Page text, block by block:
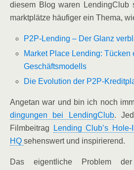
die­sem Blog waren
markt­plät­ze häu­fi­ger ein The­ma,
P2P-Len­ding – Der Glanz
Mar­ket Place Len­ding: Tücken
Geschäftsmodells
Die Evo­lu­ti­on der P2P-
Ange­tan war und bin ich noch
din­gun­gen bei Len­ding­Club.
Film­bei­trag
Len­ding Club’s
HQ sehens­wert und inspirierend.
Das eigent­li­che Pro­blem der